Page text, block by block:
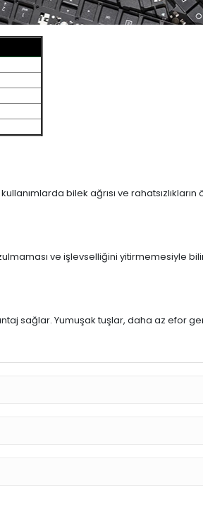
bilek ağrısı ve rahatsızlıkların
ve işlevselliğini yitirmemesiyle
sağlar. Yumuşak tuşlar, daha az efor